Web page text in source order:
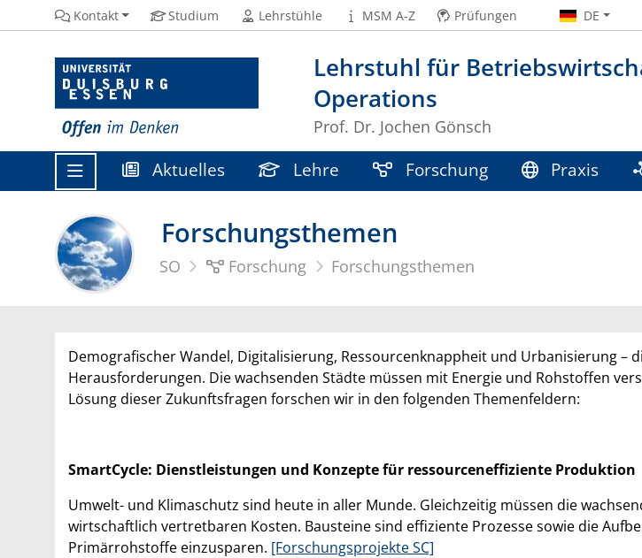
Lehrstuhl für
Operations
Prof. Dr. Jochen Gönsch
Kontakt Studium Lehrstühle MSM A-Z Prüfungen DE
Aktuelles Lehre Forschung Praxis
Forschungsthemen
SO Forschung Forschungsthemen
Demografischer Wandel, Digitalisierung, Ressourcenknappheit und Urbanisierung –
Herausforderungen. Die wachsenden Städte müssen mit Energie und Rohstoffen
Lösung dieser Zukunftsfragen forschen wir in den folgenden Themenfeldern:
SmartCycle: Dienstleistungen und Konzepte für ressourceneffiziente Produktion
Umwelt- und Klimaschutz sind heute in aller Munde. Gleichzeitig müssen die
wirtschaftlich vertretbaren Kosten. Bausteine sind effiziente Prozesse sowie die
Primärrohstoffe einzusparen. [Forschungsprojekte SC]